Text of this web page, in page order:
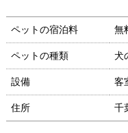
ペットの宿泊料 無
ペットの種類 犬
設備 客
住所 千